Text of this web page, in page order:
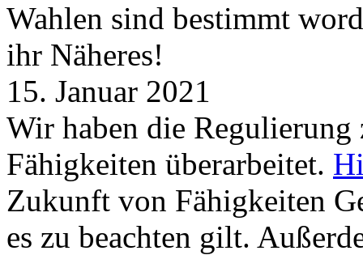
Wahlen sind bestimmt
ihr Näheres!
15. Januar 2021
Wir haben die
Fähigkeiten überarbeitet.
Zukunft von Fähigkeiten
es zu beachten gilt.